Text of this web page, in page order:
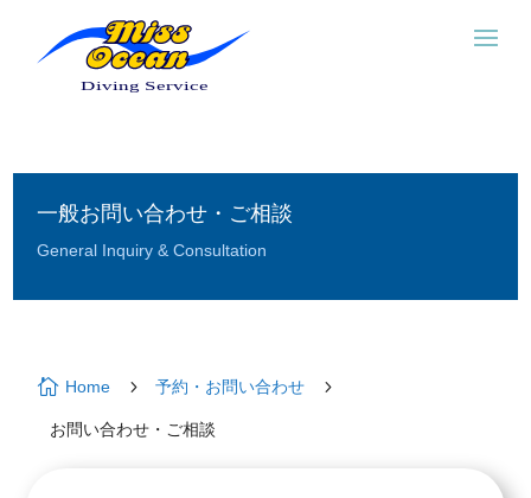
一般お問い合わせ・ご相談
General Inquiry & Consultation
 Home 5 予約・お問い合わせ 5
お問い合わせ・ご相談